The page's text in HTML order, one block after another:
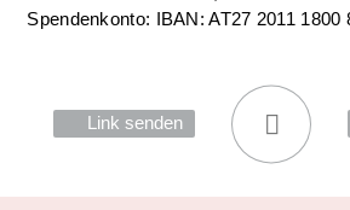
Spendenkonto: IBAN: AT27 2011 1800
Link senden